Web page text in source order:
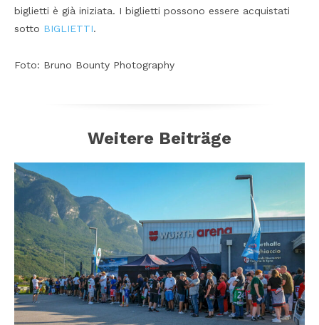
biglietti è già iniziata. I biglietti possono essere acquistati
sotto BIGLIETTI.
Foto: Bruno Bounty Photography
Weitere Beiträge